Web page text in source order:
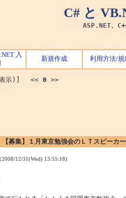
C# と
ASP.NET、
入
新規作成 利用方法/規
表示)] << 0 >>
【募集】１月東京勉強会のＬＴスピーカ
12/31(Wed) 13:55:18)